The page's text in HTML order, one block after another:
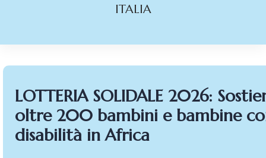
ITALIA
LOTTERIA SOLIDALE 2026:
oltre 200 bambini e bambine
disabilità in Africa